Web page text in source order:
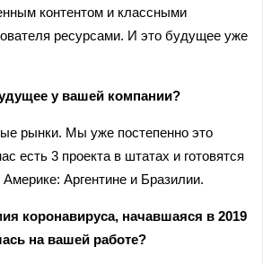
контентом и классными
ресурсами. И это будущее уже
у вашей компании?
рынки. Мы уже постепенно это
есть 3 проекта в штатах и готовятся
Аргентине и Бразилии.
коронавируса, начавшаяся в 2019
на вашей работе?